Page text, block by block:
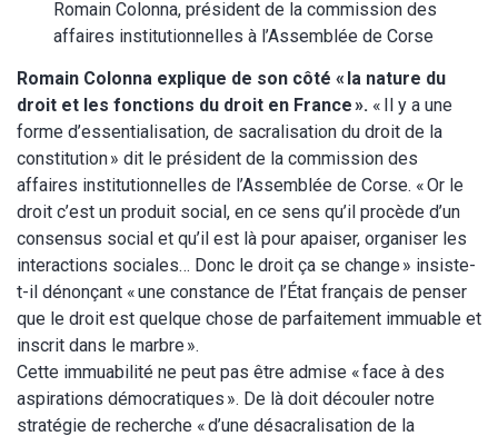
Romain Colonna, président de la commission des
affaires institutionnelles à l’Assemblée de Corse
Romain Colonna explique de son côté « la nature du
droit et les fonctions du droit en France ». « Il y a une
forme d’essentialisation, de sacralisation du droit de la
constitution » dit le président de la commission des
affaires institutionnelles de l’Assemblée de Corse. « Or le
droit c’est un produit social, en ce sens qu’il procède d’un
consensus social et qu’il est là pour apaiser, organiser les
interactions sociales… Donc le droit ça se change » insiste-
t-il dénonçant « une constance de l’État français de penser
que le droit est quelque chose de parfaitement immuable et
inscrit dans le marbre ».
Cette immuabilité ne peut pas être admise « face à des
aspirations démocratiques ». De là doit découler notre
stratégie de recherche « d’une désacralisation de la